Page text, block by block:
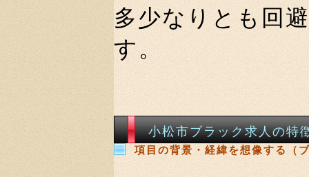
多少なりとも回
す。
小松市ブラック求人の
項目の背景・経緯を想像する（